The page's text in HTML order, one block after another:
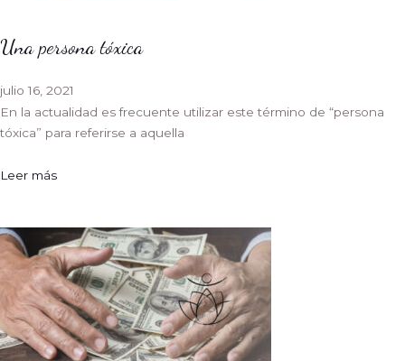
Una persona tóxica
julio 16, 2021
En la actualidad es frecuente utilizar este término de “persona
tóxica” para referirse a aquella
Leer más